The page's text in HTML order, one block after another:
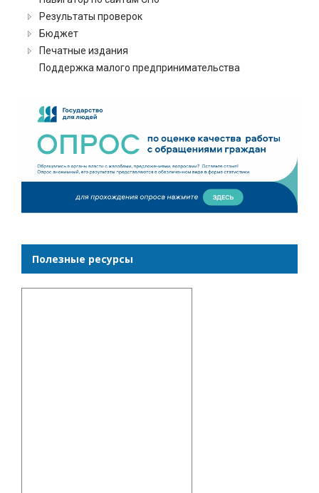
Результаты проверок
Бюджет
Печатные издания
Поддержка малого предпринимательства
Полезные ресурсы